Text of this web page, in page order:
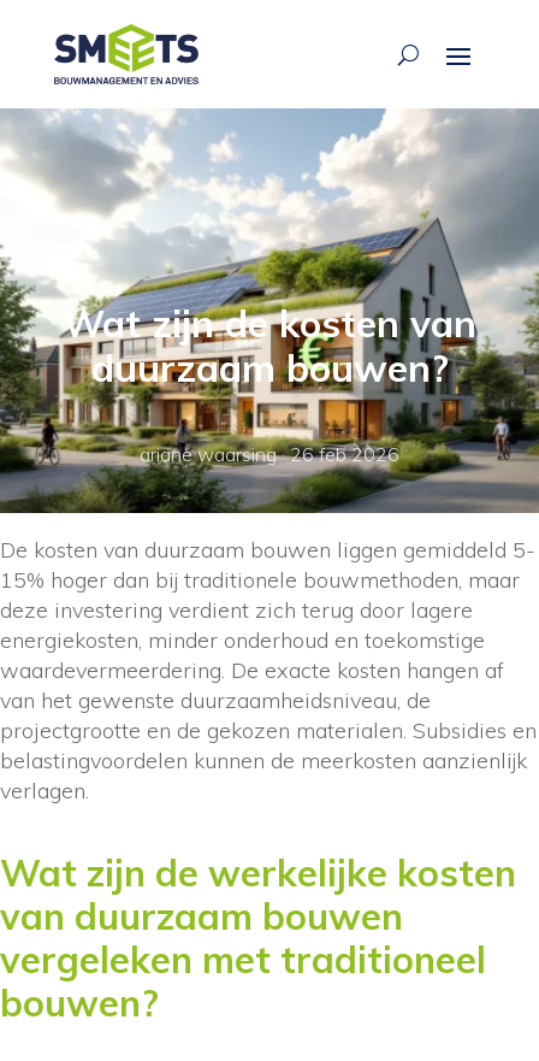
Wat zijn de kosten van
duurzaam bouwen?
ariane waarsing·26 feb 2026
De kosten van duurzaam bouwen liggen gemiddeld 5-
15% hoger dan bij traditionele bouwmethoden, maar
deze investering verdient zich terug door lagere
energiekosten, minder onderhoud en toekomstige
waardevermeerdering. De exacte kosten hangen af
van het gewenste duurzaamheidsniveau, de
projectgrootte en de gekozen materialen. Subsidies en
belastingvoordelen kunnen de meerkosten aanzienlijk
verlagen.
Wat zijn de werkelijke kosten
van duurzaam bouwen
vergeleken met traditioneel
bouwen?